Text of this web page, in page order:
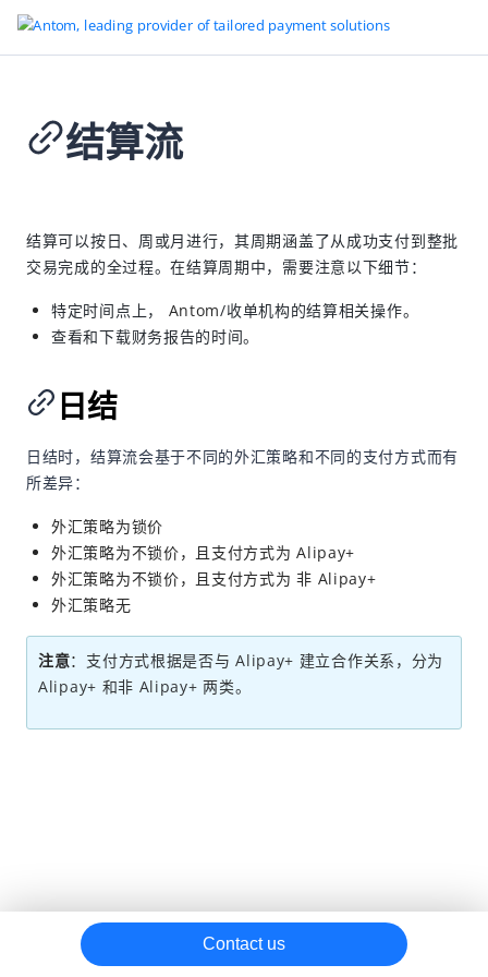
返回首页
概述
结算规则
结算流
对账指南与相关报告
交易明细报告
结算明细报告
结算汇总报告
报告字段汇总
参考材料
Antom 对账专家 Skill
结算流
结算可以按日、周或月进行，其周期涵盖了从成功支付到整批
交易完成的全过程。在结算周期中，需要注意以下细节：
特定时间点上， Antom/收单机构的结算相关操作。
查看和下载财务报告的时间。
日结
日结时，结算流会基于不同的外汇策略和不同的支付方式而有
所差异：
外汇策略为锁价
外汇策略为不锁价，且支付方式为 Alipay+
外汇策略为不锁价，且支付方式为 非 Alipay+
外汇策略无
注意： 支付方式根据是否与 Alipay+ 建立合作关系，分为
Alipay+ 和非 Alipay+ 两类。
Contact us